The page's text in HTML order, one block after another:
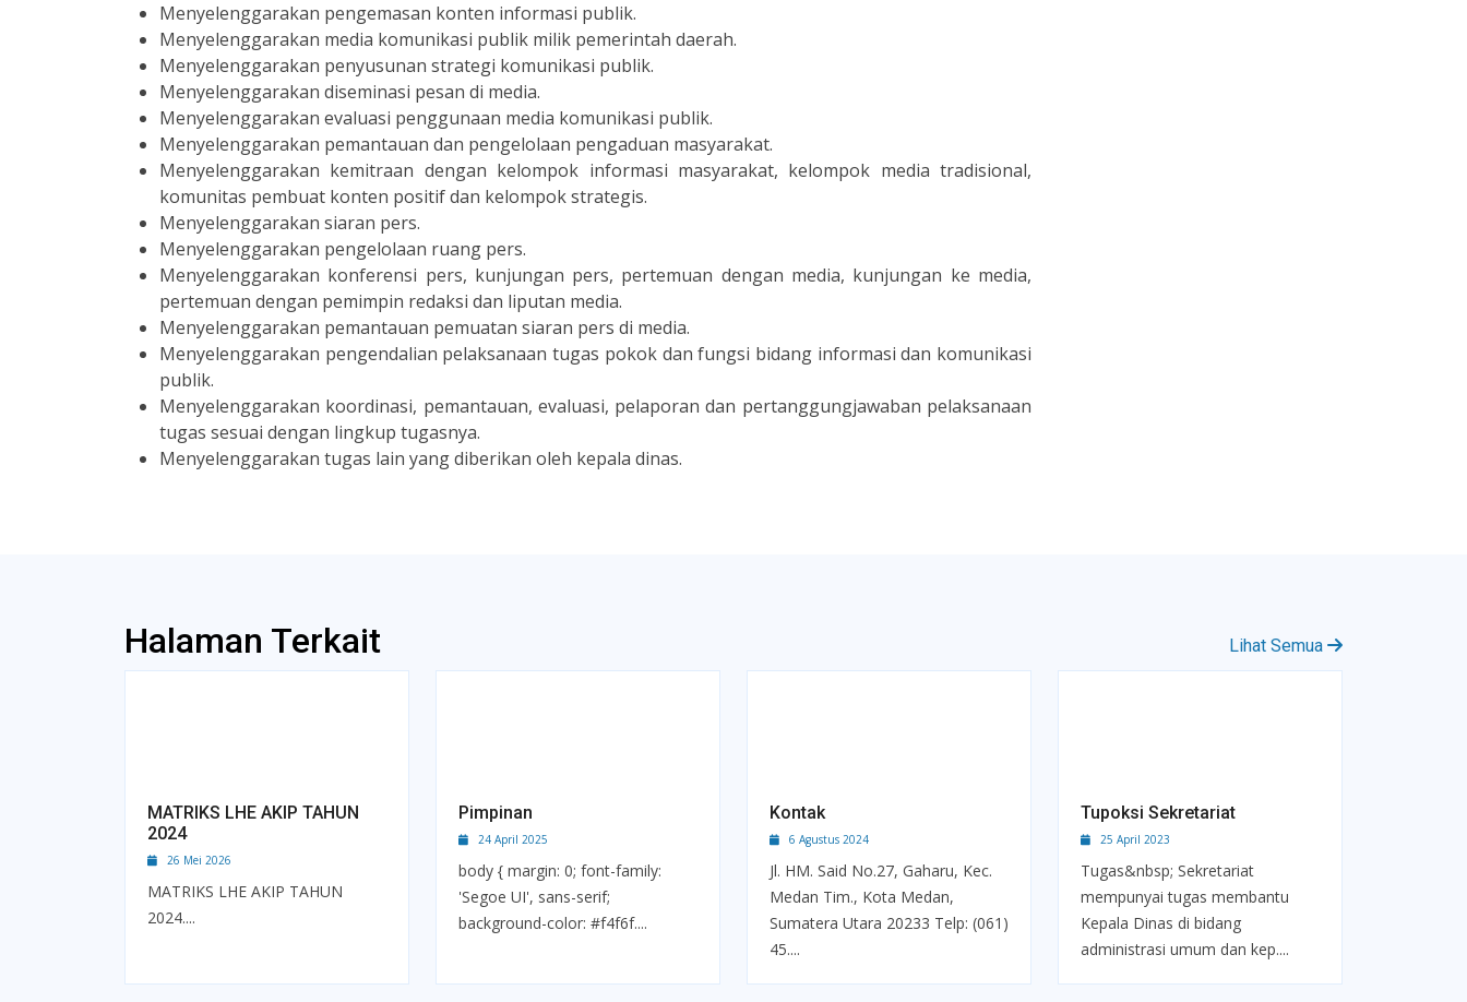
Menyelenggarakan pengemasan konten informasi publik.
Menyelenggarakan media komunikasi publik milik pemerintah daerah.
Menyelenggarakan penyusunan strategi komunikasi publik.
Menyelenggarakan diseminasi pesan di media.
Menyelenggarakan evaluasi penggunaan media komunikasi publik.
Menyelenggarakan pemantauan dan pengelolaan pengaduan masyarakat.
Menyelenggarakan kemitraan dengan kelompok informasi masyarakat, kelompok media tradisional,
komunitas pembuat konten positif dan kelompok strategis.
Menyelenggarakan siaran pers.
Menyelenggarakan pengelolaan ruang pers.
Menyelenggarakan konferensi pers, kunjungan pers, pertemuan dengan media, kunjungan ke media,
pertemuan dengan pemimpin redaksi dan liputan media.
Menyelenggarakan pemantauan pemuatan siaran pers di media.
Menyelenggarakan pengendalian pelaksanaan tugas pokok dan fungsi bidang informasi dan komunikasi
publik.
Menyelenggarakan koordinasi, pemantauan, evaluasi, pelaporan dan pertanggungjawaban pelaksanaan
tugas sesuai dengan lingkup tugasnya.
Menyelenggarakan tugas lain yang diberikan oleh kepala dinas.
Halaman Terkait Lihat Semua
MATRIKS LHE AKIP TAHUN
2024
26 Mei 2026
MATRIKS LHE AKIP TAHUN
2024....
Pimpinan
24 April 2025
body { margin: 0; font-family:
'Segoe UI', sans-serif;
background-color: #f4f6f....
Kontak
6 Agustus 2024
Jl. HM. Said No.27, Gaharu, Kec.
Medan Tim., Kota Medan,
Sumatera Utara 20233 Telp: (061)
45....
Tupoksi Sekretariat
25 April 2023
Tugas&nbsp; Sekretariat
mempunyai tugas membantu
Kepala Dinas di bidang
administrasi umum dan kep....